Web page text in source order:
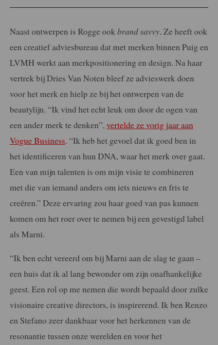
Naast ontwerpen is Rogge ook brand savvy. Ze heeft ook
een creatief adviesbureau dat met merken binnen Puig en
LVMH werkt aan merkpositionering en design. Na haar
vertrek bij Dries Van Noten bleef ze advieswerk doen
voor het merk en hielp ze bij het ontwerpen van de
beautylijn. “Ik vind het echt leuk om door de ogen van
een ander merk te denken”, vertelde ze vorig jaar aan
Vogue Business. “Ik heb het gevoel dat ik goed ben in
het identificeren van hun DNA, waar het merk over gaat.
Een van mijn talenten is om mijn visie te combineren
met die van iemand anders om iets nieuws en fris te
creëren.” Deze ervaring zou haar goed van pas kunnen
komen om het roer over te nemen bij een gevestigd label
als Marni.
“Ik ben echt vereerd om bij Marni aan de slag te gaan –
een huis dat ik al lang bewonder om zijn onafhankelijke
geest. Een rol op me nemen die wordt bepaald door zulke
visionaire creative directors, is inspirerend. Ik ben Renzo
en Stefano zeer dankbaar voor het herkennen van de
resonantie tussen onze werelden en voor het